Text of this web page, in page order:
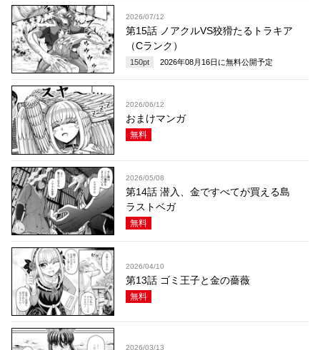
2026/07/12
第15話 ノアクルVS狡猾たるトラキア
（Cランク）
150pt 2026年08月16日 に無料公開予定
2026/06/12
おまけマンガ
無料
2026/05/08
第14話 潜入、金ですべてが買える島
ラストベガ
無料
2026/04/10
第13話 ゴミ王子と金の薔薇
無料
2026/03/13